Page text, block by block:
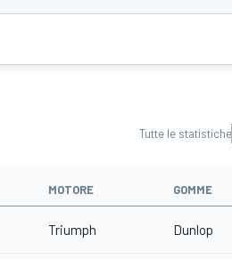
Tutte le statistiche
MOTORE GOMME
Triumph Dunlop